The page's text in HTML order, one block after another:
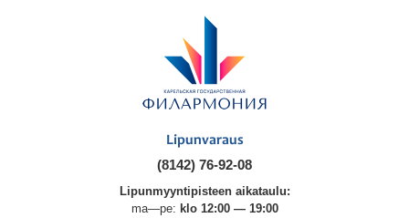
Lipunvaraus
(8142) 76-92-08
Lipunmyyntipisteen aikataulu:
ma—pe: klo 12:00 — 19:00